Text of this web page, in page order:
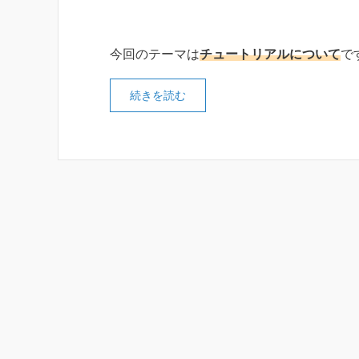
今回のテーマはチュートリアルについてで
続きを読む